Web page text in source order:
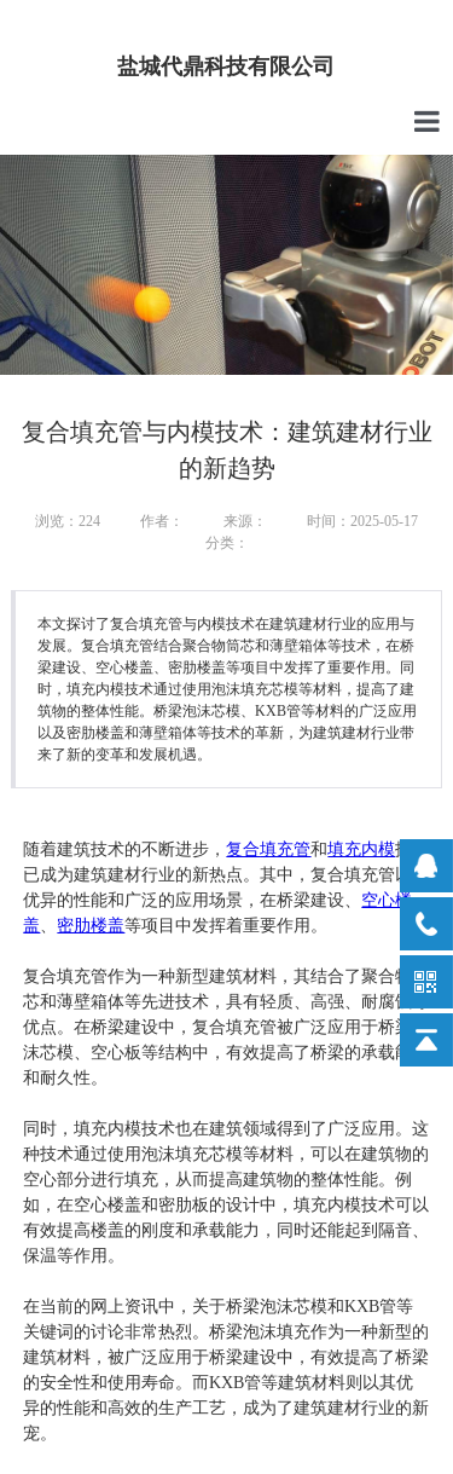
盐城代鼎科技有限公司
首页
公司介绍
产品中心
技术服务
新闻中心
复合填充管与内模技术：建筑建材行业
的新趋势
浏览：224 作者： 来源：
时间：2025-05-17
分类：
本文探讨了复合填充管与内模技术在建筑建材行业的应用与
发展。复合填充管结合聚合物筒芯和薄壁箱体等技术，在桥
梁建设、空心楼盖、密肋楼盖等项目中发挥了重要作用。同
时，填充内模技术通过使用泡沫填充芯模等材料，提高了建
筑物的整体性能。桥梁泡沫芯模、KXB管等材料的广泛应用
以及密肋楼盖和薄壁箱体等技术的革新，为建筑建材行业带
来了新的变革和发展机遇。
随着建筑技术的不断进步，复合填充管和填充内模技术
已成为建筑建材行业的新热点。其中，复合填充管以其
优异的性能和广泛的应用场景，在桥梁建设、 空心楼
盖、 密肋楼盖等项目中发挥着重要作用。
复合填充管作为一种新型建筑材料，其结合了聚合物筒
芯和薄壁箱体等先进技术，具有轻质、高强、耐腐蚀等
优点。在桥梁建设中，复合填充管被广泛应用于桥梁泡
沫芯模、空心板等结构中，有效提高了桥梁的承载能力
和耐久性。
同时，填充内模技术也在建筑领域得到了广泛应用。这
种技术通过使用泡沫填充芯模等材料，可以在建筑物的
空心部分进行填充，从而提高建筑物的整体性能。例
如，在空心楼盖和密肋板的设计中，填充内模技术可以
有效提高楼盖的刚度和承载能力，同时还能起到隔音、
保温等作用。
在当前的网上资讯中，关于桥梁泡沫芯模和KXB管等
关键词的讨论非常热烈。桥梁泡沫填充作为一种新型的
建筑材料，被广泛应用于桥梁建设中，有效提高了桥梁
的安全性和使用寿命。而KXB管等建筑材料则以其优
异的性能和高效的生产工艺，成为了建筑建材行业的新
宠。